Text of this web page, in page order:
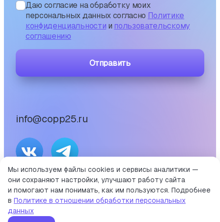
info@copp25.ru
Даю согласие на обработку моих
персональных данных согласно Политике
конфиденциальности и пользовательскому
соглашению
Отправить
©2026
Портал среднего профессионального образования
Мы используем файлы cookies и сервисы аналитики —
они сохраняют настройки, улучшают работу сайта
и помогают нам понимать, как им пользуются. Подробнее
в Политике в отношении обработки персональных
данных